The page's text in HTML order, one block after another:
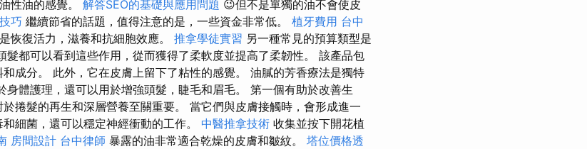
性油的感覺。 解答SEO的基礎與應用問題 😉但不是單獨的油不會使皮
巧 繼續節省的話題，值得注意的是，一些資金非常低。 植牙費用 台中
恢復活力，滋養和抗細胞效應。 推拿學徒實習 另一種常見的預算類型是
髮都可以看到這些作用，從而獲得了柔軟度並提高了柔韌性。 該產品包
成分。 此外，它在皮膚上留下了粘性的感覺。 油膩的芳香療法是獨特
身體護理，還可以用於增強頭髮，睫毛和眉毛。 第一個有助於改善生
捲髮的再生和深層營養至關重要。 當它們與皮膚接觸時，會形成進一
細菌，還可以穩定神經衝動的工作。 中醫推拿技術 收集並按下開花植
房間設計 台中律師 暴露的油非常適合乾燥的皮膚和皺紋。 塔位價格透